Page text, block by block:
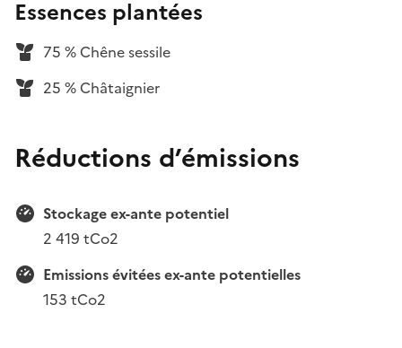
Essences plantées
75 % Chêne sessile
25 % Châtaignier
Réductions d’émissions
Stockage ex-ante potentiel
2 419 tCo2
Emissions évitées ex-ante potentielles
153 tCo2